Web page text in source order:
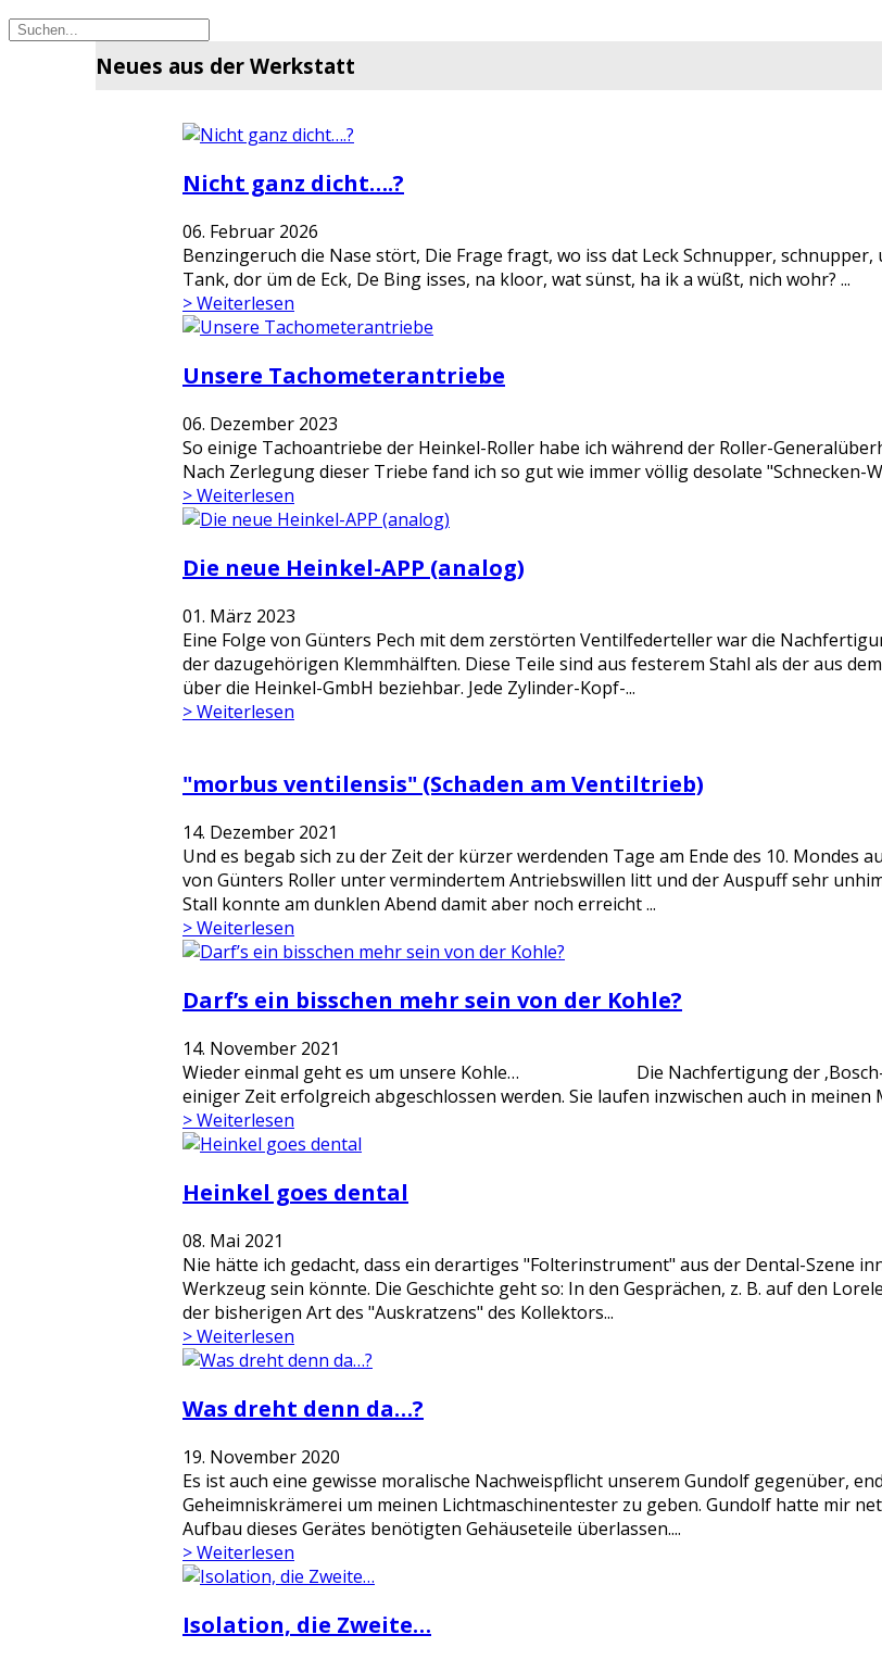
Neues aus der Werkstatt
Nicht ganz dicht….?
06. Februar 2026
Benzingeruch die Nase stört, Die Frage fragt, wo iss dat Leck Schnupper,
Tank, dor üm de Eck, De Bing isses, na kloor, wat sünst, ha ik a wüßt, nich wohr? ...
> Weiterlesen
Unsere Tachometerantriebe
06. Dezember 2023
So einige Tachoantriebe der Heinkel-Roller habe ich während der Roller-
Nach Zerlegung dieser Triebe fand ich so gut wie immer völlig desolate "Schnecken-
> Weiterlesen
Die neue Heinkel-APP (analog)
01. März 2023
Eine Folge von Günters Pech mit dem zerstörten Ventilfederteller war die
der dazugehörigen Klemmhälften. Diese Teile sind aus festerem Stahl als der aus
über die Heinkel-GmbH beziehbar. Jede Zylinder-Kopf-...
> Weiterlesen
"morbus ventilensis" (Schaden am Ventiltrieb)
14. Dezember 2021
Und es begab sich zu der Zeit der kürzer werdenden Tage am Ende des 10. Mondes
von Günters Roller unter vermindertem Antriebswillen litt und der Auspuff sehr
Stall konnte am dunklen Abend damit aber noch erreicht ...
> Weiterlesen
Darf’s ein bisschen mehr sein von der Kohle?
14. November 2021
Wieder einmal geht es um unsere Kohle… Die Nachfertigung der ‚Bosch-
einiger Zeit erfolgreich abgeschlossen werden. Sie laufen inzwischen auch in meinen
> Weiterlesen
Heinkel goes dental
08. Mai 2021
Nie hätte ich gedacht, dass ein derartiges "Folterinstrument" aus der Dental-Szene
Werkzeug sein könnte. Die Geschichte geht so: In den Gesprächen, z. B. auf den
der bisherigen Art des "Auskratzens" des Kollektors...
> Weiterlesen
Was dreht denn da…?
19. November 2020
Es ist auch eine gewisse moralische Nachweispflicht unserem Gundolf gegenüber,
Geheimniskrämerei um meinen Lichtmaschinentester zu geben. Gundolf hatte mir
Aufbau dieses Gerätes benötigten Gehäuseteile überlassen....
> Weiterlesen
Isolation, die Zweite…